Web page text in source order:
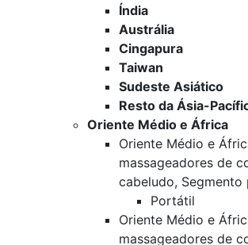
Índia
Austrália
Cingapura
Taiwan
Sudeste Asiático
Resto da Ásia-
Oriente Médio e África
Oriente Médio e
massageadores de
cabeludo, Segmento
Portátil
Oriente Médio e
massageadores de